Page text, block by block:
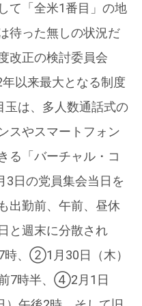
て「全米1番目」の地
待った無しの状況だ
改正の検討委員会
以来最大となる制度
玉は、多人数通話式の
スやスマートフォン
る「バーチャル・コ
3日の党員集会当日を
出勤前、午前、昼休
と週末に分散され
、②1月30日（木）
7時半、④2月1日